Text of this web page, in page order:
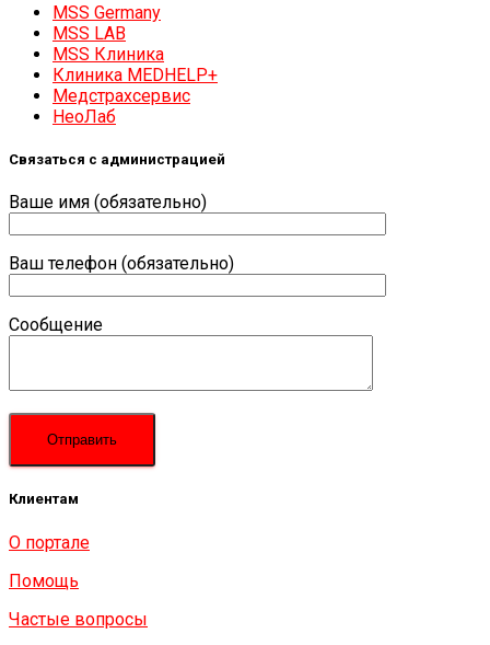
MSS Germany
MSS LAB
MSS Клиника
Клиника MEDHELP+
Медстрахсервис
НеоЛаб
Связаться с администрацией
Ваше имя (обязательно)
Ваш телефон (обязательно)
Сообщение
Клиентам
О портале
Помощь
Частые вопросы